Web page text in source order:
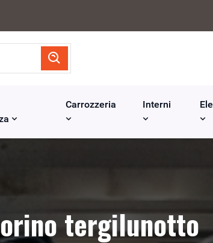
Carrozzeria Interni
tergilunotto